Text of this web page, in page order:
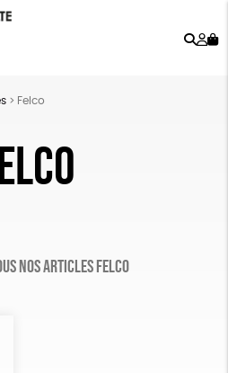
> Felco
nos articles Felco